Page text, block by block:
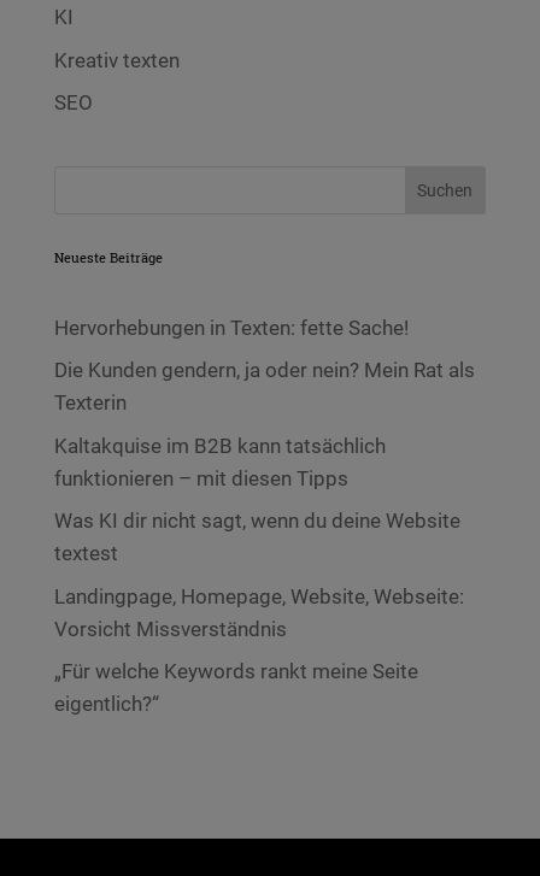
KI
Kreativ texten
SEO
Neueste Beiträge
Hervorhebungen in Texten: fette Sache!
Die Kunden gendern, ja oder nein? Mein Rat als
Texterin
Kaltakquise im B2B kann tatsächlich
funktionieren – mit diesen Tipps
Was KI dir nicht sagt, wenn du deine Website
textest
Landingpage, Homepage, Website, Webseite:
Vorsicht Missverständnis
„Für welche Keywords rankt meine Seite
eigentlich?“